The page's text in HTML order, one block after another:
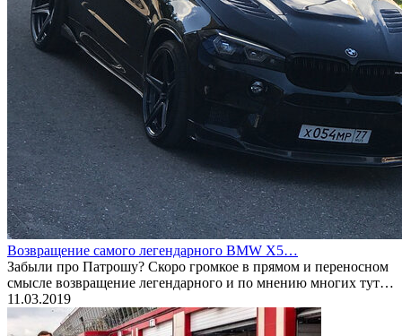
Возвращение самого легендарного BMW X5…
Забыли про Патрошу? Скоро громкое в прямом и переносном
смысле возвращение легендарного и по мнению многих тут…
11.03.2019